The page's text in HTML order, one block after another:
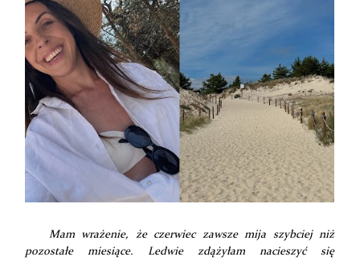
Mam wrażenie, że czerwiec zawsze mija szybciej niż
pozostałe miesiące. Ledwie zdążyłam nacieszyć się